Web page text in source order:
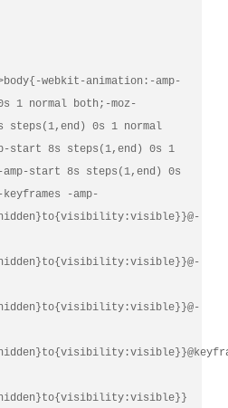
webkit-animation:-amp-
1 normal both;-moz-
steps(1,end) 0s 1 normal
start 8s steps(1,end) 0s 1
start 8s steps(1,end) 0s
-amp-